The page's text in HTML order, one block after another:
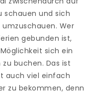
schauen und sich
Wer
gebunden ist,
sich ein
zu buchen. Das ist
auch viel einfach
zu bekommen, denn